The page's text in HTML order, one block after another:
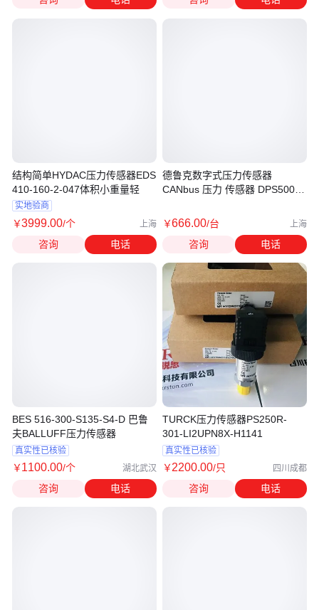
结构简单HYDAC压力传感器EDS
410-160-2-047体积小重量轻
实地验商
￥3999.00/个 上海
咨询 电话
BES 516-300-S135-S4-D 巴鲁
夫BALLUFF压力传感器
真实性已核验
￥1100.00/个 湖北武汉
咨询 电话
德鲁克数字式压力传感器
CANbus 压力 传感器 DPS5000
￥666.00/台 上海
咨询 电话
TURCK压力传感器PS250R-
301-LI2UPN8X-H1141
真实性已核验
￥2200.00/只 四川成都
咨询 电话